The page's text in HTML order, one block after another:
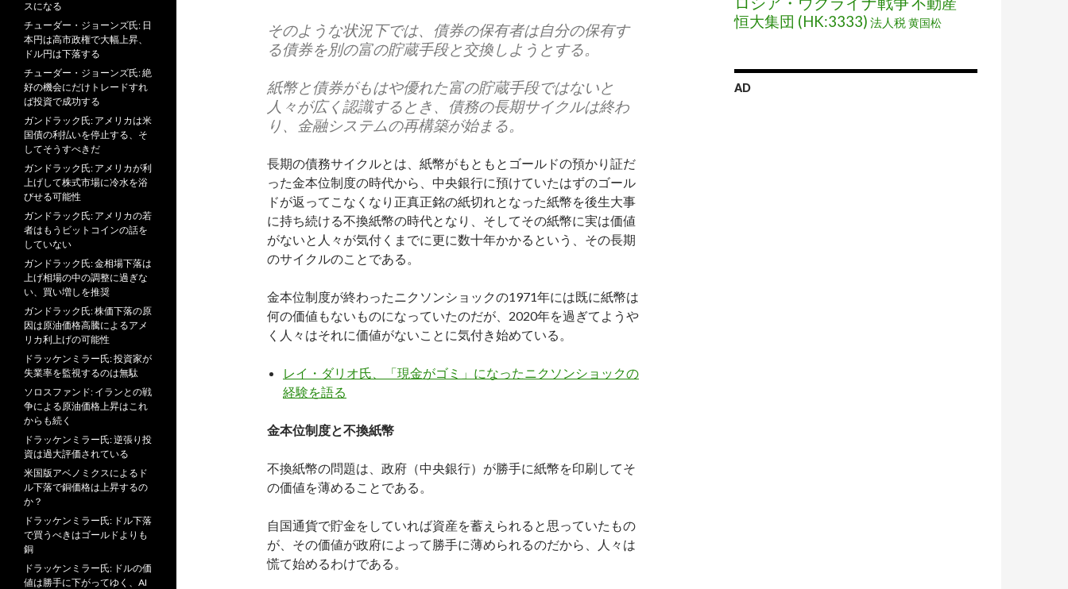
そのような状況下では、債券の保有者は自分の保有す
る債券を別の富の貯蔵手段と交換しようとする。
紙幣と債券がもはや優れた富の貯蔵手段ではないと
人々が広く認識するとき、債務の長期サイクルは終わ
り、金融システムの再構築が始まる。
長期の債務サイクルとは、紙幣がもともとゴールドの預かり証だ
った金本位制度の時代から、中央銀行に預けていたはずのゴール
ドが返ってこなくなり正真正銘の紙切れとなった紙幣を後生大事
に持ち続ける不換紙幣の時代となり、そしてその紙幣に実は価値
がないと人々が気付くまでに更に数十年かかるという、その長期
のサイクルのことである。
金本位制度が終わったニクソンショックの1971年には既に紙幣は
何の価値もないものになっていたのだが、2020年を過ぎてようや
く人々はそれに価値がないことに気付き始めている。
レイ・ダリオ氏、「現金がゴミ」になったニクソンショックの
経験を語る
金本位制度と不換紙幣
不換紙幣の問題は、政府（中央銀行）が勝手に紙幣を印刷してそ
の価値を薄めることである。
自国通貨で貯金をしていれば資産を蓄えられると思っていたもの
が、その価値が政府によって勝手に薄められるのだから、人々は
慌て始めるわけである。
恒大集団 (HK:3333) 法人税黄国松
AD
スになる
チューダー・ジョーンズ氏: 日
本円は高市政権で大幅上昇、
ドル円は下落する
チューダー・ジョーンズ氏: 絶
好の機会にだけトレードすれ
ば投資で成功する
ガンドラック氏: アメリカは米
国債の利払いを停止する、そ
してそうすべきだ
ガンドラック氏: アメリカが利
上げして株式市場に冷水を浴
びせる可能性
ガンドラック氏: アメリカの若
者はもうビットコインの話を
していない
ガンドラック氏: 金相場下落は
上げ相場の中の調整に過ぎな
い、買い増しを推奨
ガンドラック氏: 株価下落の原
因は原油価格高騰によるアメ
リカ利上げの可能性
ドラッケンミラー氏: 投資家が
失業率を監視するのは無駄
ソロスファンド: イランとの戦
争による原油価格上昇はこれ
からも続く
ドラッケンミラー氏: 逆張り投
資は過大評価されている
米国版アベノミクスによるド
ル下落で銅価格は上昇するの
か？
ドラッケンミラー氏: ドル下落
で買うべきはゴールドよりも
銅
ドラッケンミラー氏: ドルの価
値は勝手に下がってゆく、AI